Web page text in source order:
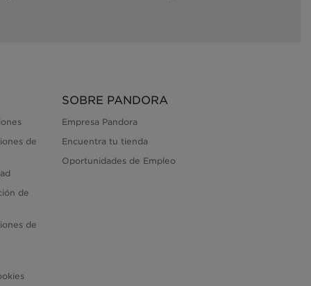
de
de
de
SOBRE PANDORA
Empresa Pandora
Encuentra tu tienda
Oportunidades de Empleo